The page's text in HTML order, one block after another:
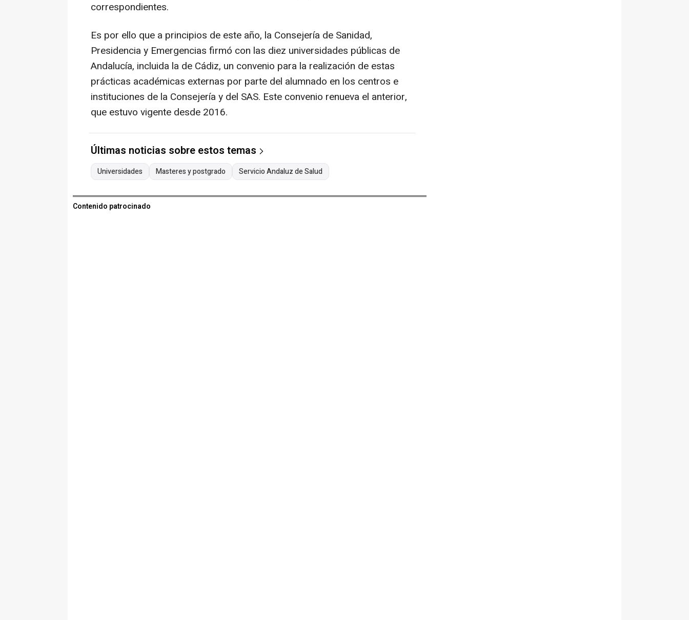
correspondientes.
Es por ello que a principios de este año, la Consejería de Sanidad,
Presidencia y Emergencias firmó con las diez universidades públicas de
Andalucía, incluida la de Cádiz, un convenio para la realización de estas
prácticas académicas externas por parte del alumnado en los centros e
instituciones de la Consejería y del SAS. Este convenio renueva el anterior,
que estuvo vigente desde 2016.
Últimas noticias sobre estos temas
Universidades Masteres y postgrado Servicio Andaluz de Salud
Contenido patrocinado